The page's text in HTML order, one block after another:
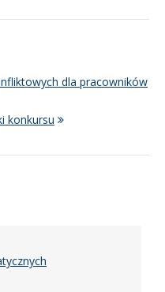
dla pracowników
konkursu